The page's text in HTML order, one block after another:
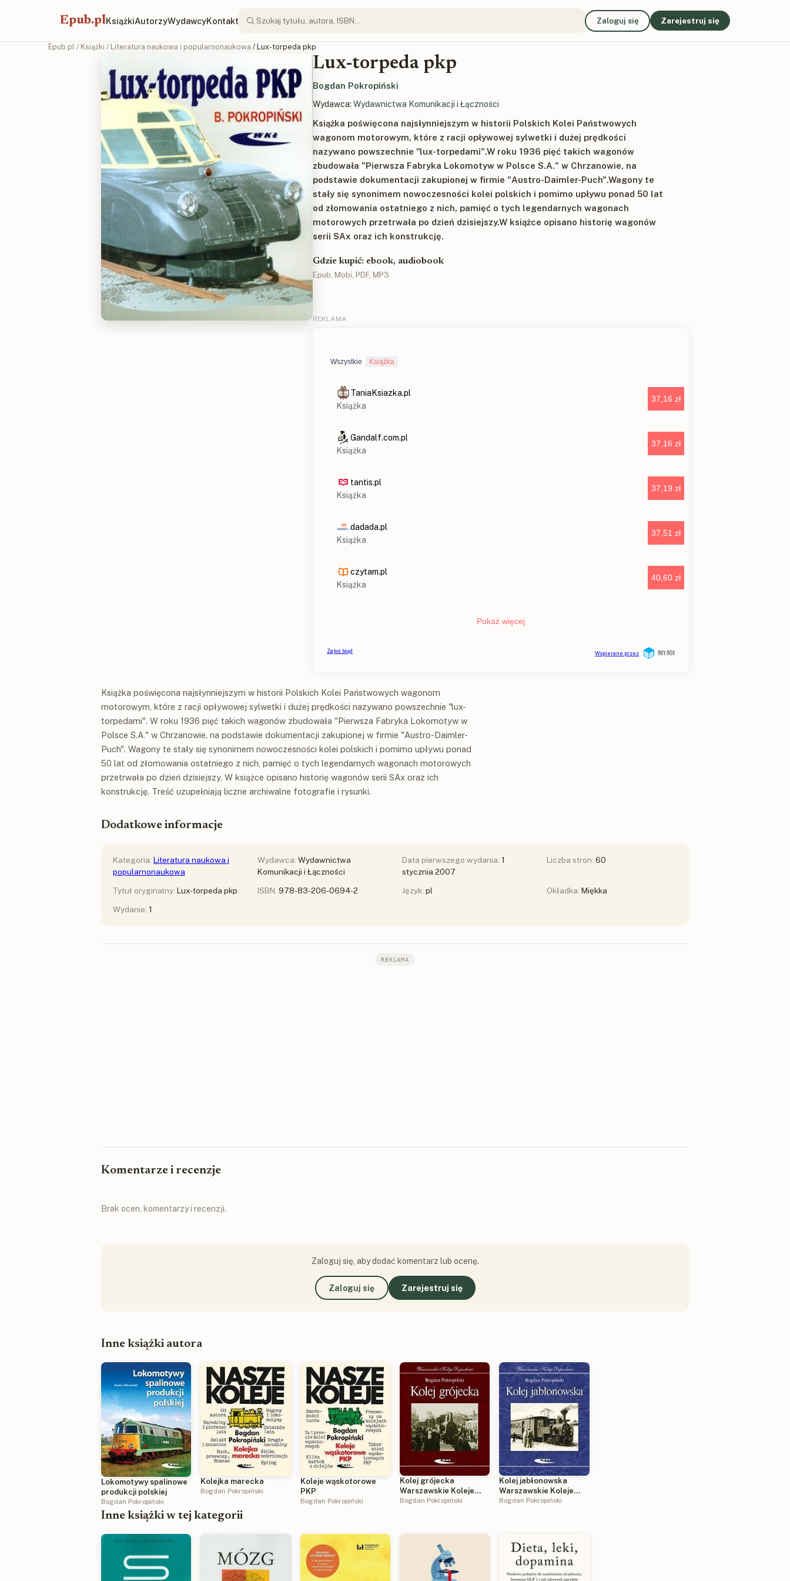
Epub.plKsiążkiAutorzyWydawcyKontakt Zaloguj się Zarejestruj się
Epub.pl / Książki / Literatura naukowa i popularnonaukowa / Lux-torpeda pkp
Lux-torpeda pkp
Bogdan Pokropiński
Wydawca: Wydawnictwa Komunikacji i Łączności
Książka poświęcona najsłynniejszym w historii Polskich Kolei Państwowych
wagonom motorowym, które z racji opływowej sylwetki i dużej prędkości
nazywano powszechnie "lux-torpedami".W roku 1936 pięć takich wagonów
zbudowała "Pierwsza Fabryka Lokomotyw w Polsce S.A." w Chrzanowie, na
podstawie dokumentacji zakupionej w firmie "Austro-Daimler-Puch".Wagony te
stały się synonimem nowoczesności kolei polskich i pomimo upływu ponad 50 lat
od złomowania ostatniego z nich, pamięć o tych legendarnych wagonach
motorowych przetrwała po dzień dzisiejszy.W książce opisano historię wagonów
serii SAx oraz ich konstrukcję.
Gdzie kupić: ebook, audiobook
Epub, Mobi, PDF, MP3
Książka poświęcona najsłynniejszym w historii Polskich Kolei Państwowych wagonom
motorowym, które z racji opływowej sylwetki i dużej prędkości nazywano powszechnie "lux-
torpedami". W roku 1936 pięć takich wagonów zbudowała "Pierwsza Fabryka Lokomotyw w
Polsce S.A." w Chrzanowie, na podstawie dokumentacji zakupionej w firmie "Austro-Daimler-
Puch". Wagony te stały się synonimem nowoczesności kolei polskich i pomimo upływu ponad
50 lat od złomowania ostatniego z nich, pamięć o tych legendarnych wagonach motorowych
przetrwała po dzień dzisiejszy. W książce opisano historię wagonów serii SAx oraz ich
konstrukcję. Treść uzupełniają liczne archiwalne fotografie i rysunki.
Dodatkowe informacje
Kategoria: Literatura naukowa i
popularnonaukowa
Wydawca: Wydawnictwa
Komunikacji i Łączności
Data pierwszego wydania: 1
stycznia 2007
Liczba stron: 60
Tytuł oryginalny: Lux-torpeda pkp ISBN: 978-83-206-0694-2 Język: pl Okładka: Miękka
Wydanie: 1
REKLAMA
Komentarze i recenzje
Brak ocen, komentarzy i recenzji.
Zaloguj się, aby dodać komentarz lub ocenę.
Zaloguj się Zarejestruj się
Inne książki autora
Lokomotywy spalinowe
produkcji polskiej
Bogdan Pokropiński
Kolejka marecka
Bogdan Pokropiński
Koleje wąskotorowe
PKP
Bogdan Pokropiński
Kolej grójecka
Warszawskie Koleje
Dojazdowe
Bogdan Pokropiński
Kolej jabłonowska
Warszawskie Koleje
Dojazdowe
Bogdan Pokropiński
Inne książki w tej kategorii